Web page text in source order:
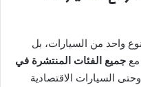
واحد من السيارات، بل
مع جميع الفئات المنتشرة في
السيارات الاقتصادية